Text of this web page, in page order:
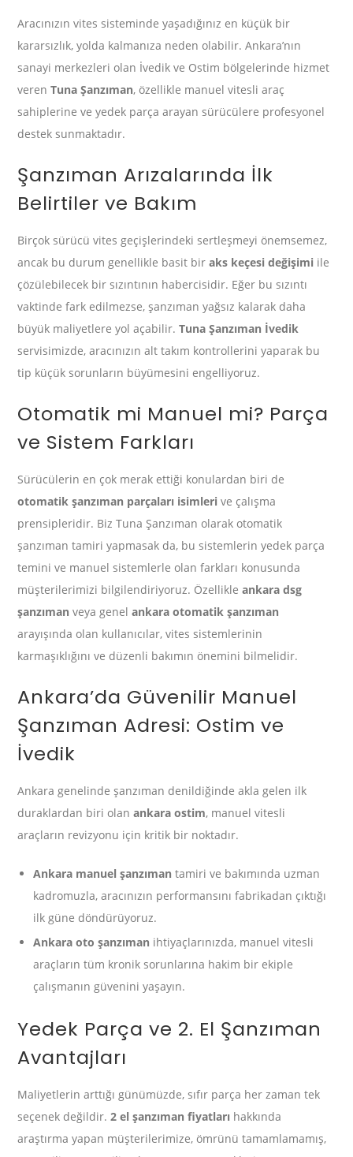
Aracınızın vites sisteminde yaşadığınız en küçük bir
kararsızlık, yolda kalmanıza neden olabilir. Ankara’nın
sanayi merkezleri olan İvedik ve Ostim bölgelerinde hizmet
verenTuna Şanzıman, özellikle manuel vitesli araç
sahiplerine ve yedek parça arayan sürücülere profesyonel
destek sunmaktadır.
Şanzıman Arızalarında İlk
Belirtiler ve Bakım
Birçok sürücü vites geçişlerindeki sertleşmeyi önemsemez,
ancak bu durum genellikle basit biraks keçesi değişimi ile
çözülebilecek bir sızıntının habercisidir. Eğer bu sızıntı
vaktinde fark edilmezse, şanzıman yağsız kalarak daha
büyük maliyetlere yol açabilir.Tuna Şanzıman İvedik
servisimizde, aracınızın alt takım kontrollerini yaparak bu
tip küçük sorunların büyümesini engelliyoruz.
Otomatik mi Manuel mi? Parça
ve Sistem Farkları
Sürücülerin en çok merak ettiği konulardan biri de
otomatik şanzıman parçaları isimleri ve çalışma
prensipleridir. Biz Tuna Şanzıman olarak otomatik
şanzıman tamiri yapmasak da, bu sistemlerin yedek parça
temini ve manuel sistemlerle olan farkları konusunda
müşterilerimizi bilgilendiriyoruz. Özellikleankara dsg
şanzıman veya genelankara otomatik şanzıman
arayışında olan kullanıcılar, vites sistemlerinin
karmaşıklığını ve düzenli bakımın önemini bilmelidir.
Ankara’da Güvenilir Manuel
Şanzıman Adresi: Ostim ve
İvedik
Ankara genelinde şanzıman denildiğinde akla gelen ilk
duraklardan biri olanankara ostim, manuel vitesli
araçların revizyonu için kritik bir noktadır.
Ankara manuel şanzıman tamiri ve bakımında uzman
kadromuzla, aracınızın performansını fabrikadan çıktığı
ilk güne döndürüyoruz.
Ankara oto şanzıman ihtiyaçlarınızda, manuel vitesli
araçların tüm kronik sorunlarına hakim bir ekiple
çalışmanın güvenini yaşayın.
Yedek Parça ve 2. El Şanzıman
Avantajları
Maliyetlerin arttığı günümüzde, sıfır parça her zaman tek
seçenek değildir.2 el şanzıman fiyatları hakkında
araştırma yapan müşterilerimize, ömrünü tamamlamamış,